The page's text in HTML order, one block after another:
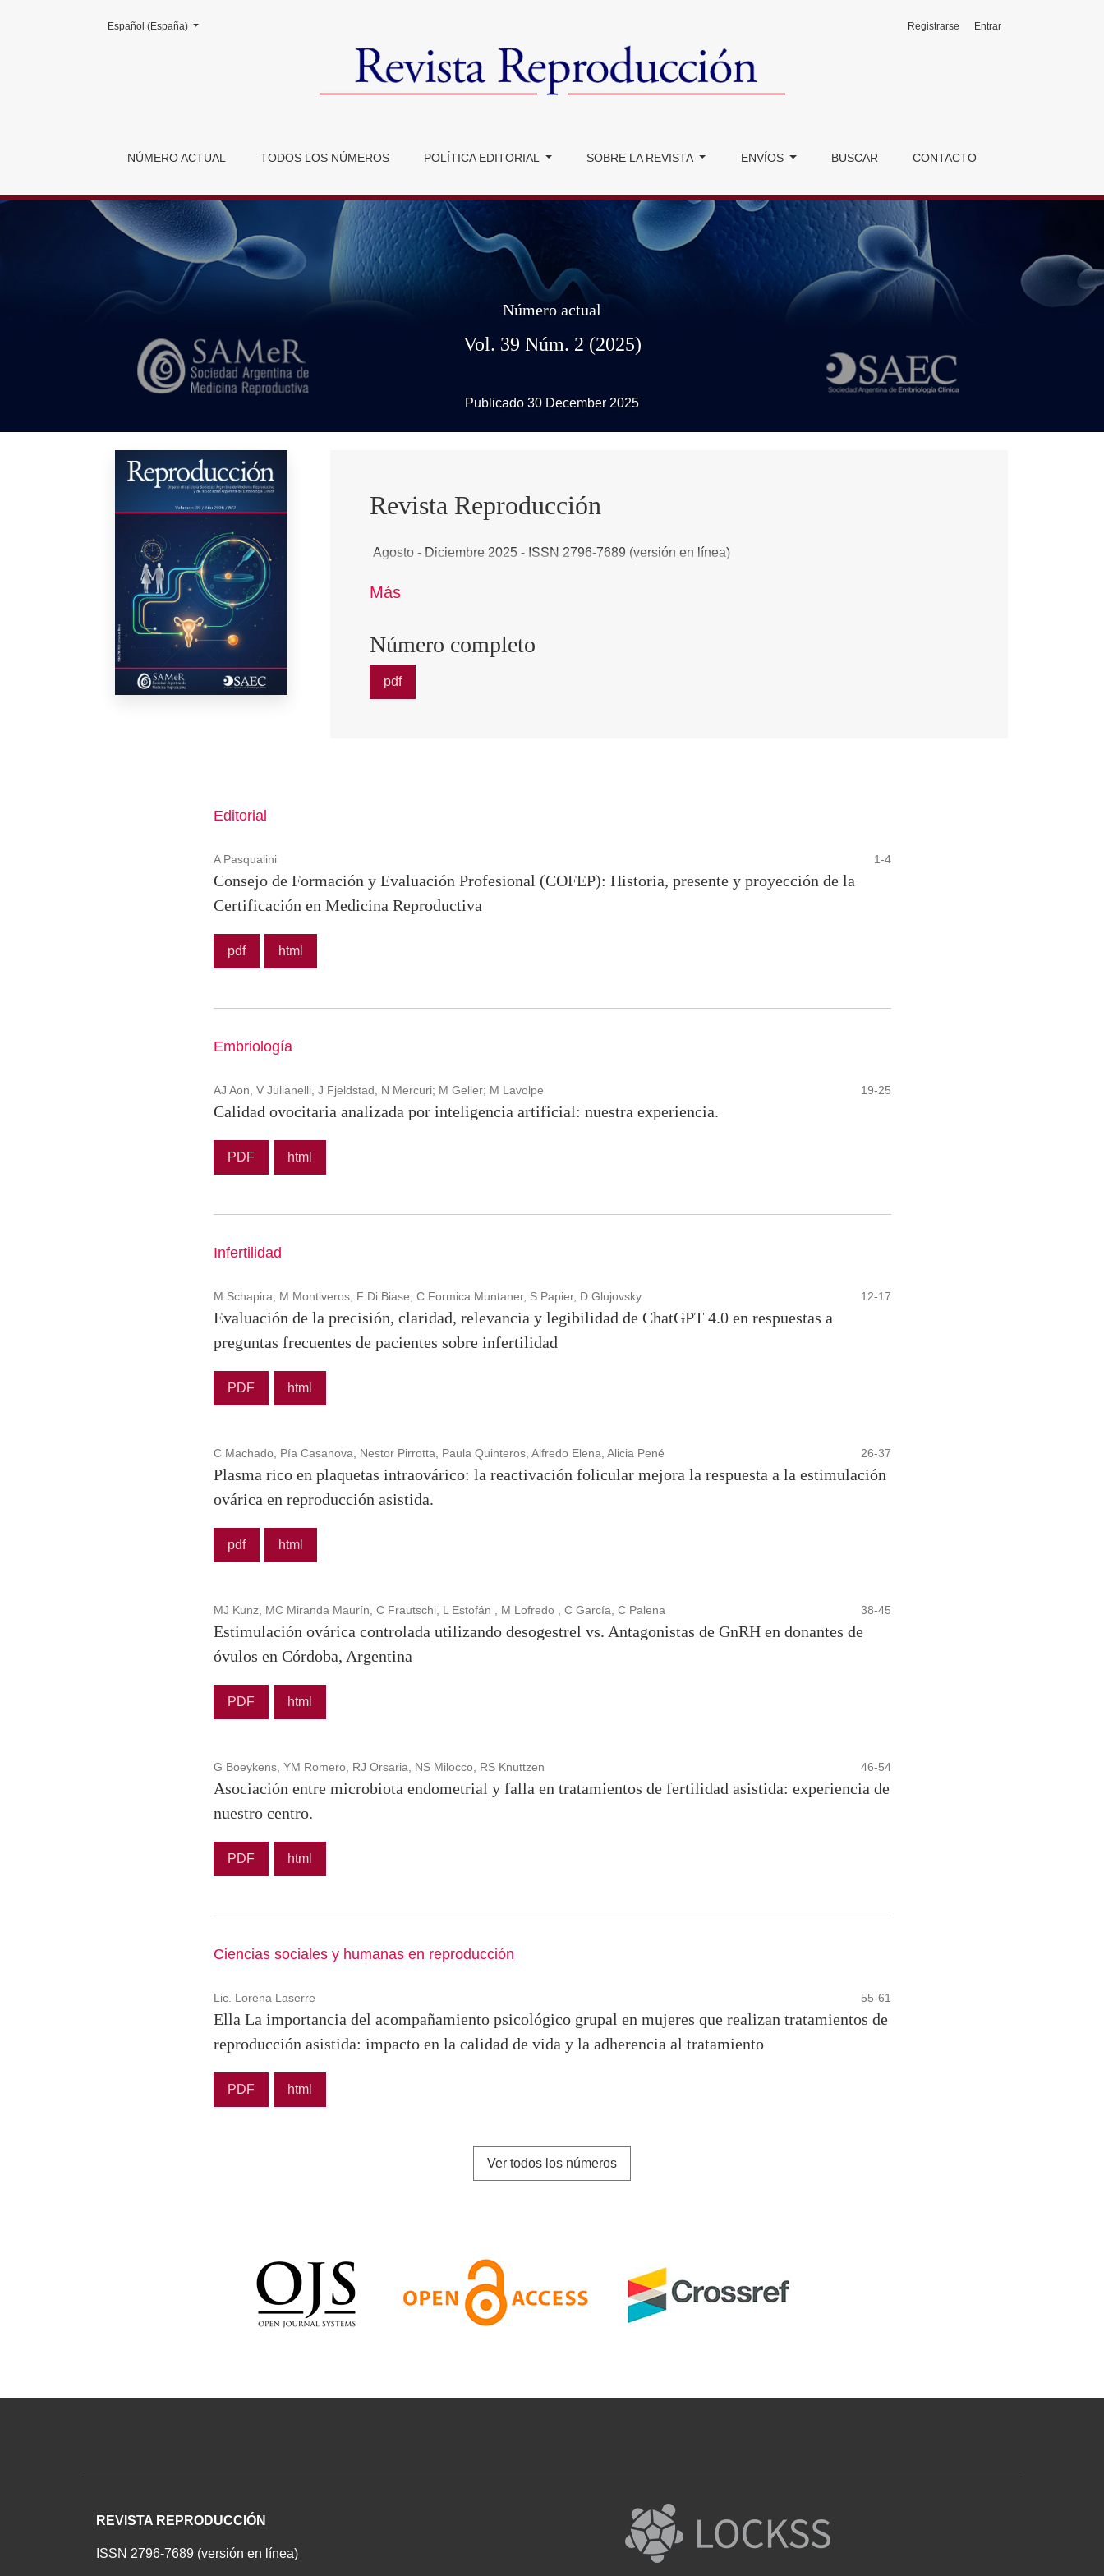
Revista Reproducción
NÚMERO ACTUAL TODOS LOS NÚMEROS POLÍTICA EDITORIAL SOBRE LA REVISTA ENVÍOS BUSCAR CONTACTO
Registrarse Entrar
Cambiar el idioma. El actual es:
Español (España)
Número actual
Vol. 39 Núm. 2 (2025)
Publicado 30 December 2025
Revista Reproducción
Agosto - Diciembre 2025 - ISSN 2796-7689 (versión en línea)
Más
Número completo
pdf
Editorial
A Pasqualini 1-4
Consejo de Formación y Evaluación Profesional (COFEP): Historia, presente y proyección de la
Certificación en Medicina Reproductiva
pdf html
Embriología
AJ Aon, V Julianelli, J Fjeldstad, N Mercuri; M Geller; M Lavolpe 19-25
Calidad ovocitaria analizada por inteligencia artificial: nuestra experiencia.
PDF html
Infertilidad
M Schapira, M Montiveros, F Di Biase, C Formica Muntaner, S Papier, D Glujovsky 12-17
Evaluación de la precisión, claridad, relevancia y legibilidad de ChatGPT 4.0 en respuestas a
preguntas frecuentes de pacientes sobre infertilidad
PDF html
C Machado, Pía Casanova, Nestor Pirrotta, Paula Quinteros, Alfredo Elena, Alicia Pené 26-37
Plasma rico en plaquetas intraovárico: la reactivación folicular mejora la respuesta a la estimulación
ovárica en reproducción asistida.
pdf html
MJ Kunz, MC Miranda Maurín, C Frautschi, L Estofán , M Lofredo , C García, C Palena 38-45
Estimulación ovárica controlada utilizando desogestrel vs. Antagonistas de GnRH en donantes de
óvulos en Córdoba, Argentina
PDF html
G Boeykens, YM Romero, RJ Orsaria, NS Milocco, RS Knuttzen 46-54
Asociación entre microbiota endometrial y falla en tratamientos de fertilidad asistida: experiencia de
nuestro centro.
PDF html
Ciencias sociales y humanas en reproducción
Lic. Lorena Laserre 55-61
Ella La importancia del acompañamiento psicológico grupal en mujeres que realizan tratamientos de
reproducción asistida: impacto en la calidad de vida y la adherencia al tratamiento
PDF html
Ver todos los números
REVISTA REPRODUCCIÓN
ISSN 2796-7689 (versión en línea)